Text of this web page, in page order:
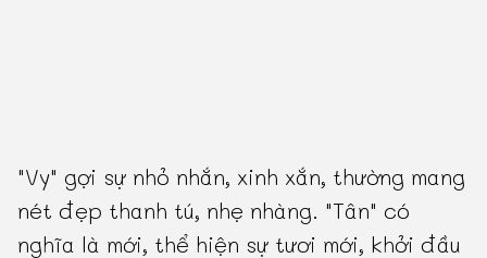
"Vy" gợi sự nhỏ nhắn, xinh xắn, thường mang
nét đẹp thanh tú, nhẹ nhàng. "Tân" có
nghĩa là mới, thể hiện sự tươi mới, khởi đầu